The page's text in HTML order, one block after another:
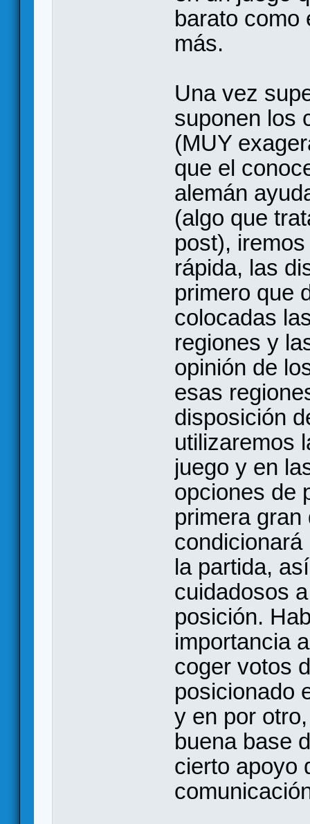
barato como
más.
Una vez
suponen los
(MUY
que el
alemán
(algo que
post),
rápida, las
primero que
colocadas
regiones y
opinión de
esas
disposición
utilizaremos
juego y en
opciones de
primera
la partida,
cuidadosos
posición.
importancia
coger votos
posicionado
y en por
buena base
cierto apoyo